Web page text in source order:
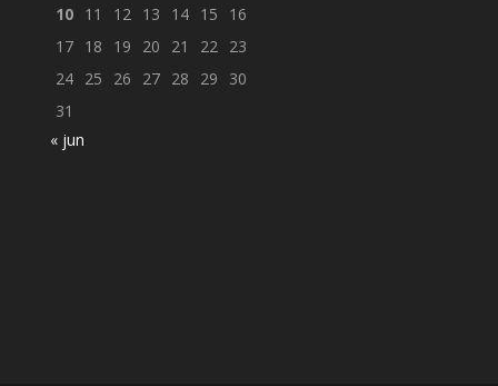
10 11 12 13 14 15
16
17 18 19 20 21 22 23
24 25 26 27 28 29
30
31
« jun